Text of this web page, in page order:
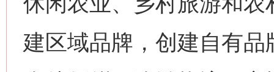
建区域品牌，创建自有